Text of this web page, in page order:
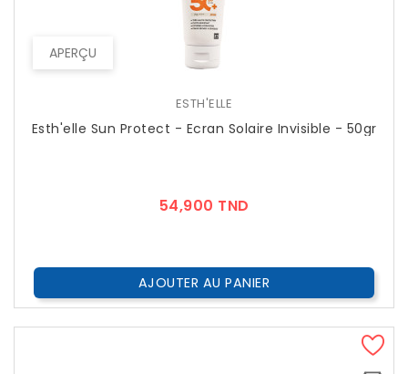
APERÇU
ESTH'ELLE
Esth'elle Sun Protect - Ecran Solaire Invisible - 50gr
54,900 TND
AJOUTER AU PANIER